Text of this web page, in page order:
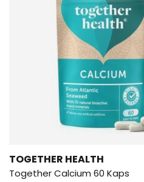
TOGETHER HEALTH
Together Calcium 60 Kaps